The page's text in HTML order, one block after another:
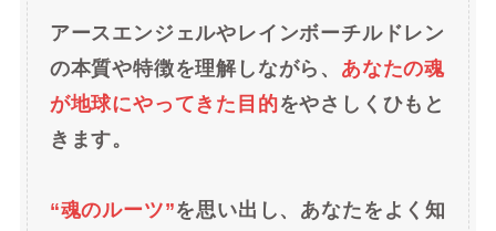
アースエンジェルやレインボーチルドレン
の本質や特徴を理解しながら、 あなたの魂
が地球にやってきた目的をやさしくひもと
きます。
“魂のルーツ”を思い出し、あなたをよく知